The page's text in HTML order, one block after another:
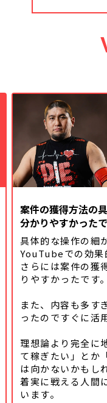
案件の獲得方法の
分かりやすかった
具体的な操作の細
YouTubeでの効果
さらには案件の獲
りやすかったです。
また、内容も多す
ったのですぐに活
理想論より完全に
て稼ぎたい」とか
は向かないかもし
着実に戦える人間
います。